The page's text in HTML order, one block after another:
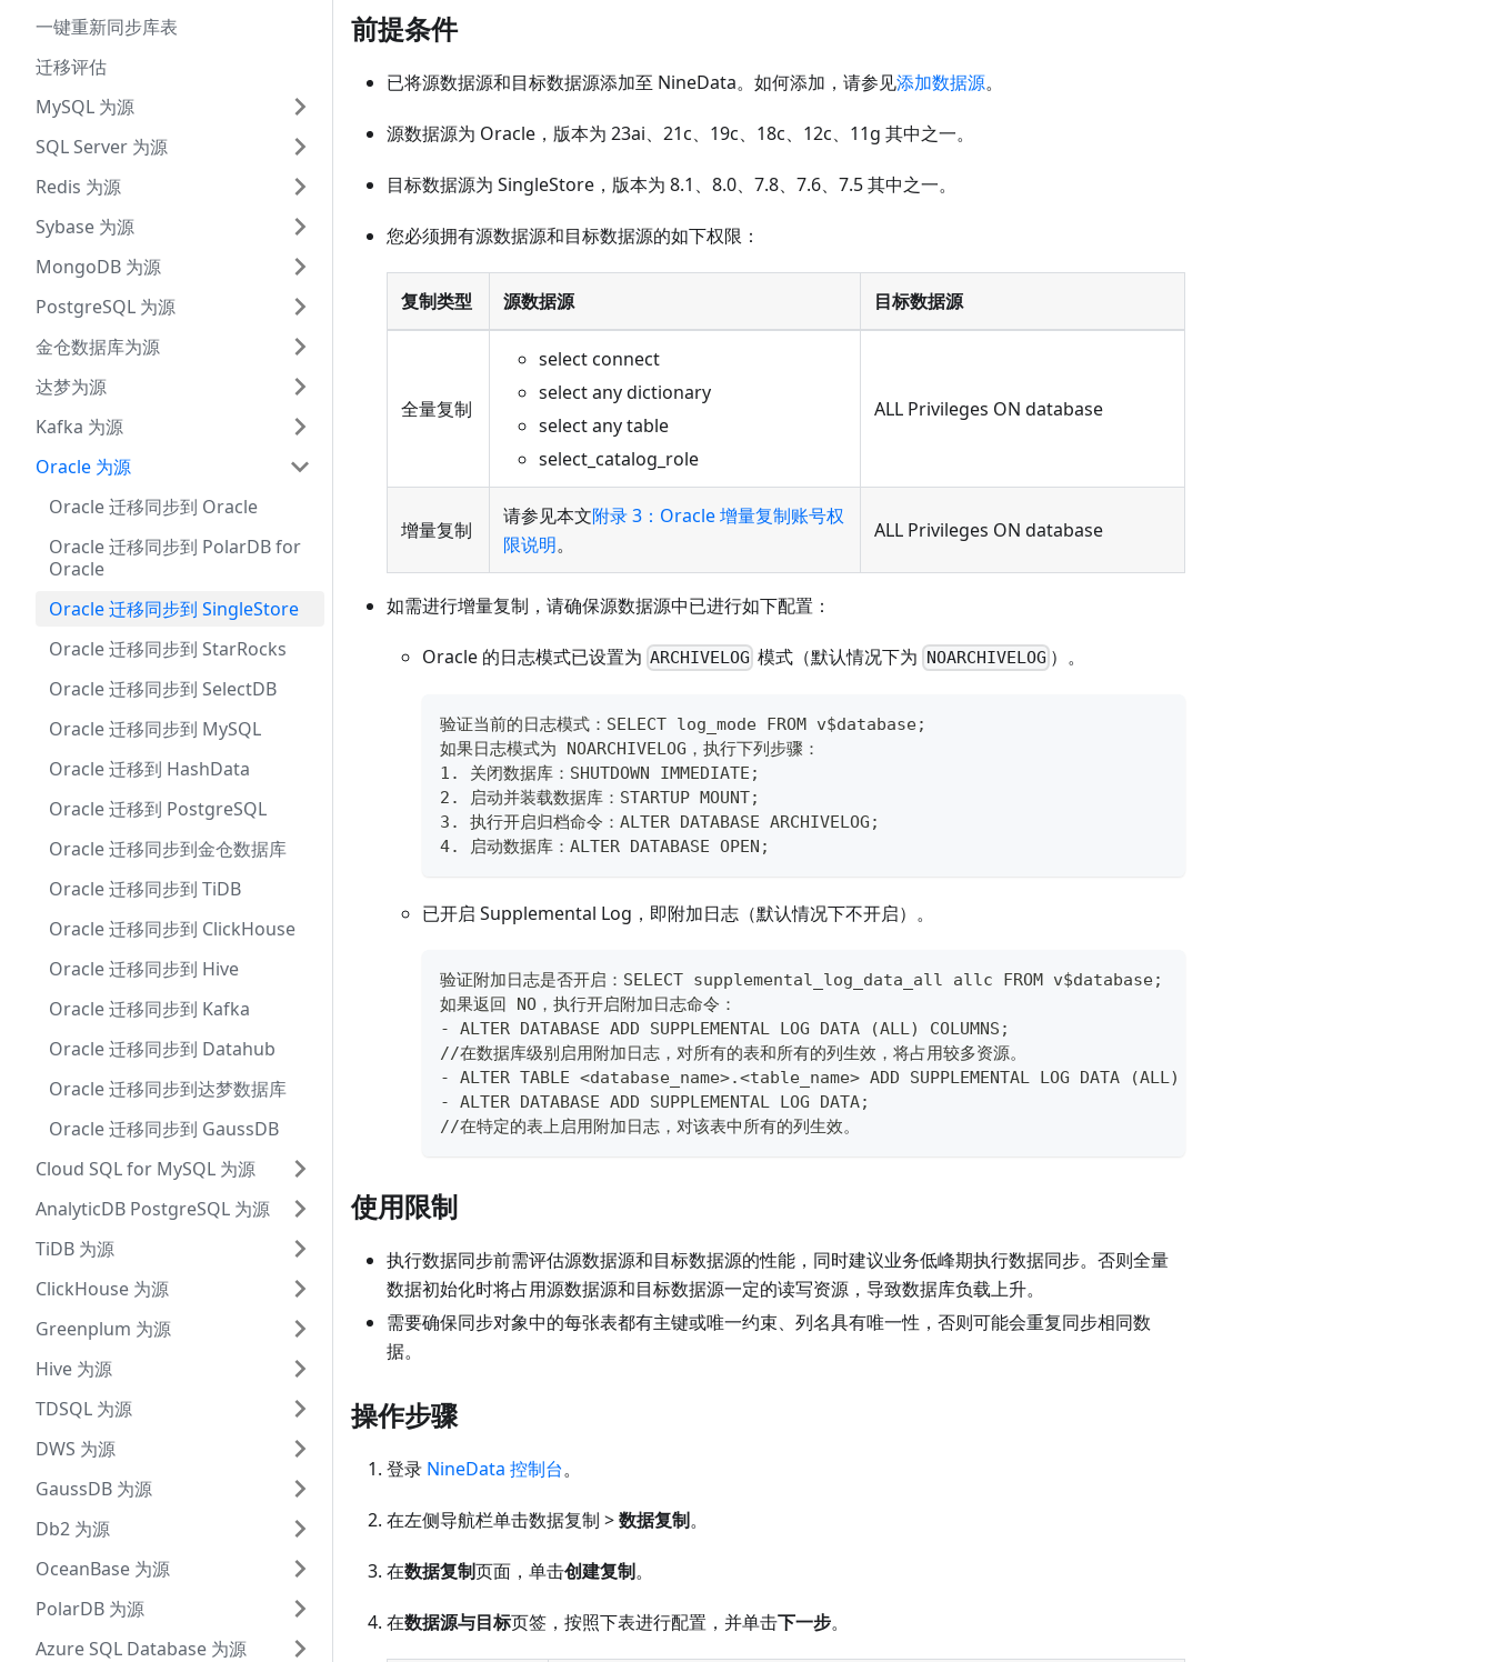
一键重新同步库表
迁移评估
MySQL 为源
SQL Server 为源
Redis 为源
Sybase 为源
MongoDB 为源
PostgreSQL 为源
金仓数据库为源
达梦为源
Kafka 为源
Oracle 为源
Oracle 迁移同步到 Oracle
Oracle 迁移同步到 PolarDB for
Oracle
Oracle 迁移同步到 SingleStore
Oracle 迁移同步到 StarRocks
Oracle 迁移同步到 SelectDB
Oracle 迁移同步到 MySQL
Oracle 迁移到 HashData
Oracle 迁移到 PostgreSQL
Oracle 迁移同步到金仓数据库
Oracle 迁移同步到 TiDB
Oracle 迁移同步到 ClickHouse
Oracle 迁移同步到 Hive
Oracle 迁移同步到 Kafka
Oracle 迁移同步到 Datahub
Oracle 迁移同步到达梦数据库
Oracle 迁移同步到 GaussDB
Cloud SQL for MySQL 为源
AnalyticDB PostgreSQL 为源
TiDB 为源
ClickHouse 为源
Greenplum 为源
Hive 为源
TDSQL 为源
DWS 为源
GaussDB 为源
Db2 为源
OceanBase 为源
PolarDB 为源
Azure SQL Database 为源
前提条件
已将源数据源和目标数据源添加至 NineData。如何添加，请参见添加数据源。
源数据源为 Oracle，版本为 23ai、21c、19c、18c、12c、11g 其中之一。
目标数据源为 SingleStore，版本为 8.1、8.0、7.8、7.6、7.5 其中之一。
您必须拥有源数据源和目标数据源的如下权限：
复制类型 源数据源 目标数据源
全量复制
select connect
select any dictionary
select any table
select_catalog_role
ALL Privileges ON database
增量复制
请参见本文附录 3：Oracle 增量复制账号权
限说明。
ALL Privileges ON database
如需进行增量复制，请确保源数据源中已进行如下配置：
Oracle 的日志模式已设置为 ARCHIVELOG 模式（默认情况下为 NOARCHIVELOG ）。
验证当前的日志模式：SELECT log_mode FROM v$database;
如果日志模式为 NOARCHIVELOG，执行下列步骤：
1. 关闭数据库：SHUTDOWN IMMEDIATE;
2. 启动并装载数据库：STARTUP MOUNT;
3. 执行开启归档命令：ALTER DATABASE ARCHIVELOG;
4. 启动数据库：ALTER DATABASE OPEN;
已开启 Supplemental Log，即附加日志（默认情况下不开启）。
验证附加日志是否开启：SELECT supplemental_log_data_all allc FROM v$database;
如果返回 NO，执行开启附加日志命令：
- ALTER DATABASE ADD SUPPLEMENTAL LOG DATA (ALL) COLUMNS;
//在数据库级别启用附加日志，对所有的表和所有的列生效，将占用较多资源。
- ALTER TABLE <database_name>.<table_name> ADD SUPPLEMENTAL LOG DATA (ALL) COLUMNS;
- ALTER DATABASE ADD SUPPLEMENTAL LOG DATA;
//在特定的表上启用附加日志，对该表中所有的列生效。
使用限制
执行数据同步前需评估源数据源和目标数据源的性能，同时建议业务低峰期执行数据同步。否则全量
数据初始化时将占用源数据源和目标数据源一定的读写资源，导致数据库负载上升。
需要确保同步对象中的每张表都有主键或唯一约束、列名具有唯一性，否则可能会重复同步相同数
据。
操作步骤
登录 NineData 控制台。
在左侧导航栏单击数据复制 >数据复制。
在数据复制页面，单击创建复制。
在数据源与目标页签，按照下表进行配置，并单击下一步。